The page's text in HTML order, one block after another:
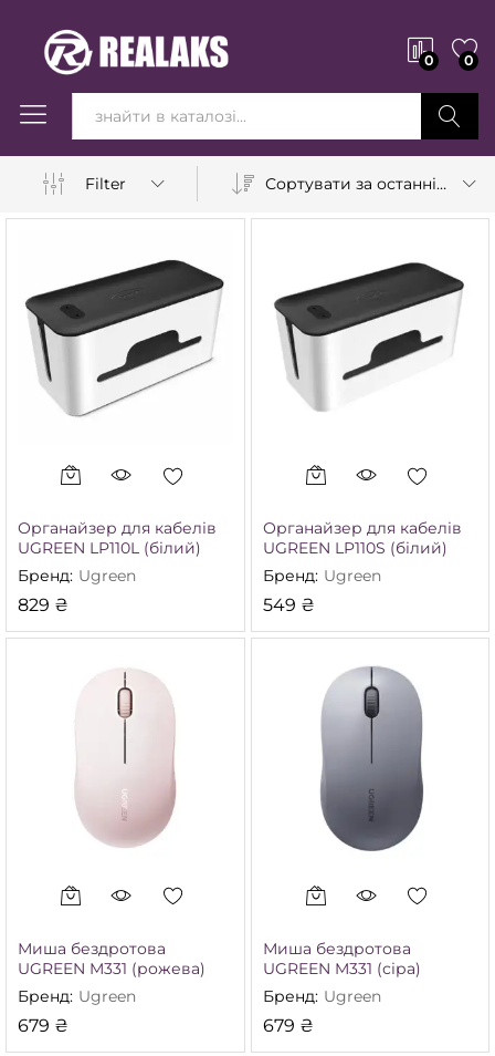
0 0
Вперед!
Filter
Сортувати за останніми
Органайзер для кабелів
UGREEN LP110L (білий)
Бренд: Ugreen
829 ₴
Органайзер для кабелів
UGREEN LP110S (білий)
Бренд: Ugreen
549 ₴
Миша бездротова
UGREEN M331 (рожева)
Бренд: Ugreen
679 ₴
Миша бездротова
UGREEN M331 (сіра)
Бренд: Ugreen
679 ₴